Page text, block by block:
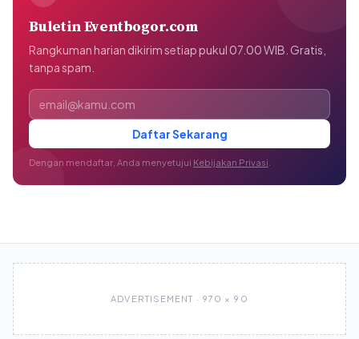
Buletin Eventbogor.com
Rangkuman harian dikirim setiap pukul 07.00 WIB. Gratis,
tanpa spam.
Alamat email
Daftar Sekarang
Dengan mendaftar, Anda menyetujui Kebijakan Privasi
ADVERTISEMENT · 970 × 90